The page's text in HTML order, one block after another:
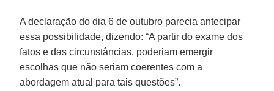
A declaração do dia 6 de outubro parecia antecipar
essa possibilidade, dizendo: “A partir do exame dos
fatos e das circunstâncias, poderiam emergir
escolhas que não seriam coerentes com a
abordagem atual para tais questões”.